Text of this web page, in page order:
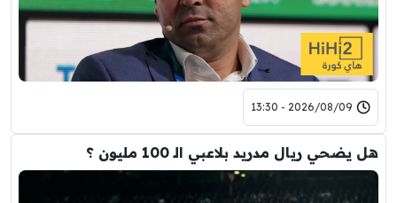
2026/08/09 - 13:30
هل يضحي ريال مدريد بلاعبي الـ 100 مليون ؟